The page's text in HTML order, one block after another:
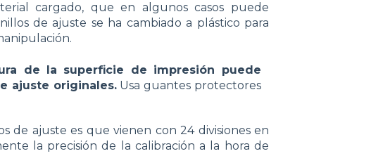
cargado, que en algunos casos puede
de ajuste se ha cambiado a plástico para
de la superficie de impresión puede
ajuste originales.Usa guantes protectores
de ajuste es que vienen con 24 divisiones en
la precisión de la calibración a la hora de